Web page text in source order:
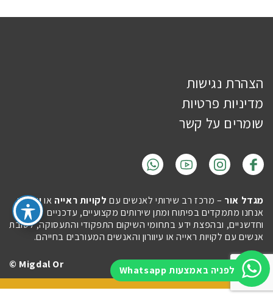
לפניה באמצעות Whatsapp
הצהרת נגישות
מדיניות פרטיות
שומרים על קשר
מגדל אור – מרכז רב שירותי לאנשים עם לקויות ראייה אועיוורון.
אנחנו מתמקדים בפיתוח ומתן שירותים מקצועיים, עדכניים
וחדשניים, ובהפצת ידע בתחומי השיקום התפקודי והתעסוקה, לטובת
אנשים עם לקויות ראייה או עיוורון והאנשים המעורבים בחייהם.
Imaginet
Migdal Or ©